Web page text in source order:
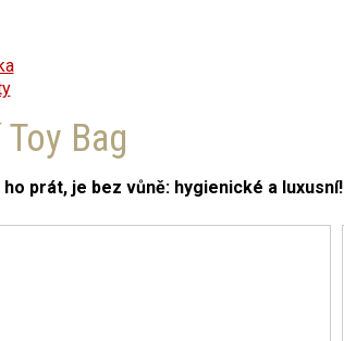
Bag
prát, je bez vůně: hygienické a luxusní!